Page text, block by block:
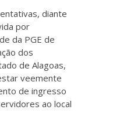
diante
por
da PGE de
dos
de Alagoas,
veemente
de ingresso
ao local